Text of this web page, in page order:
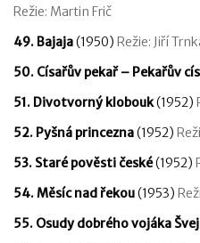
Režie: Martin Frič
49. Bajaja(1950) Režie: Jiří
50. Císařův pekař – Pekařův
51. Divotvorný klobouk(1952)
52. Pyšná princezna(1952)
53. Staré pověsti české(1952)
54. Měsíc nad řekou(1953)
55. Osudy dobrého vojáka